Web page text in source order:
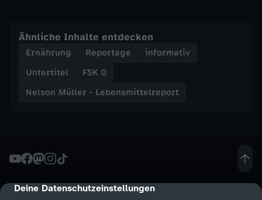
cmp-dialog-description
Deine Datenschutzeinstellungen
t
-
N
l
s
Ähnliche Inhalte entdecken
Ernährung Reportage
informativ
Untertitel
FSK 0
Nelson Müller - Lebensmittelreport